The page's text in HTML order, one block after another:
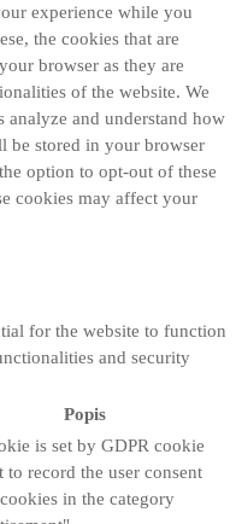
experience while you
the cookies that are
browser as they are
of the website. We
analyze and understand how
be stored in your browser
option to opt-out of these
cookies may affect your
for the website to function
and security
Popis
is set by GDPR cookie
to record the user consent
in the category